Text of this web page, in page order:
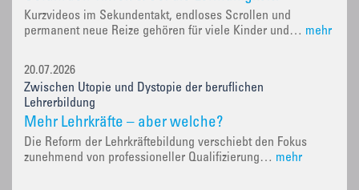
Kurzvideos im Sekundentakt, endloses Scrollen und
permanent neue Reize gehören für viele Kinder und… mehr
20.07.2026
Zwischen Utopie und Dystopie der beruflichen
Lehrerbildung
Mehr Lehrkräfte – aber welche?
Die Reform der Lehrkräftebildung verschiebt den Fokus
zunehmend von professioneller Qualifizierung… mehr